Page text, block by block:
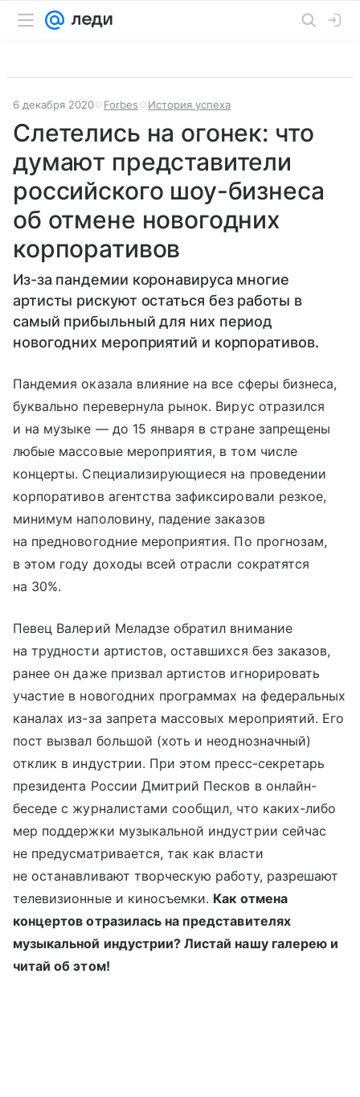
6 декабря 2020 Forbes История успеха
Слетелись на огонек: что
думают представители
российского шоу-бизнеса
об отмене новогодних
корпоративов
Из-за пандемии коронавируса многие
артисты рискуют остаться без работы в
самый прибыльный для них период
новогодних мероприятий и корпоративов.
Пандемия оказала влияние на все сферы бизнеса,
буквально перевернула рынок. Вирус отразился
и на музыке — до 15 января в стране запрещены
любые массовые мероприятия, в том числе
концерты. Специализирующиеся на проведении
корпоративов агентства зафиксировали резкое,
минимум наполовину, падение заказов
на предновогодние мероприятия. По прогнозам,
в этом году доходы всей отрасли сократятся
на 30%.
Певец Валерий Меладзе обратил внимание
на трудности артистов, оставшихся без заказов,
ранее он даже призвал артистов игнорировать
участие в новогодних программах на федеральных
каналах из-за запрета массовых мероприятий. Его
пост вызвал большой (хоть и неоднозначный)
отклик в индустрии. При этом пресс-секретарь
президента России Дмитрий Песков в онлайн-
беседе с журналистами сообщил, что каких-либо
мер поддержки музыкальной индустрии сейчас
не предусматривается, так как власти
не останавливают творческую работу, разрешают
телевизионные и киносъемки. Как отмена
концертов отразилась на представителях
музыкальной индустрии? Листай нашу галерею и
читай об этом!